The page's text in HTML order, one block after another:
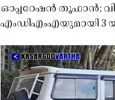
ഓപ്പറേഷൻ തൂഫാൻ;
എംഡിഎംഎയുമായി 3